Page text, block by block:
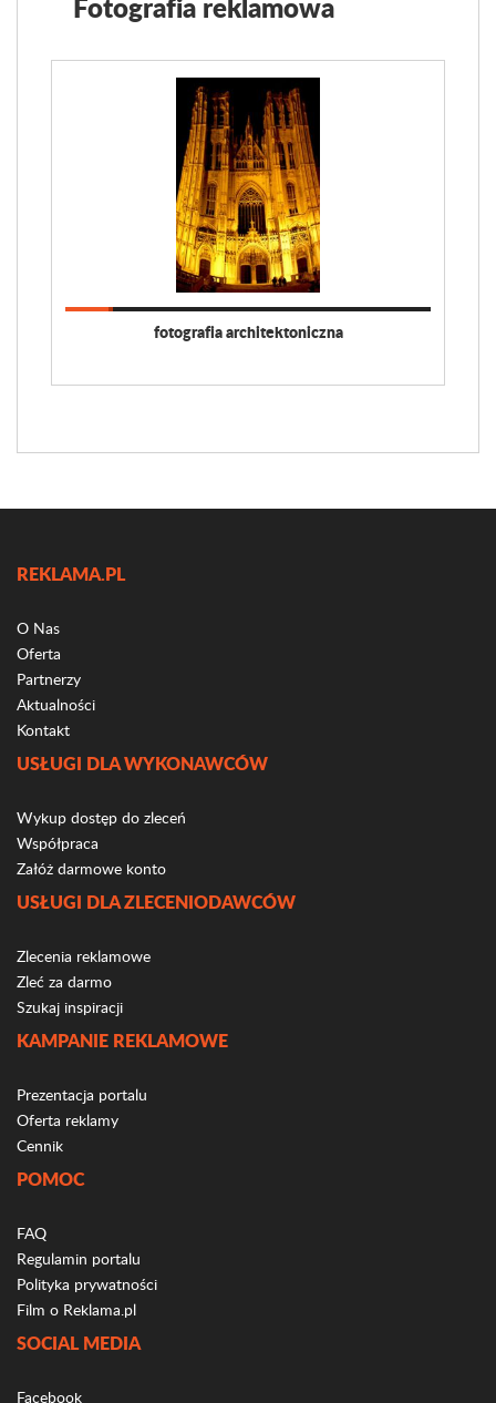
fotografia architektoniczna
REKLAMA.PL
O Nas
Oferta
Partnerzy
Aktualności
Kontakt
USŁUGI DLA WYKONAWCÓW
Wykup dostęp do zleceń
Współpraca
Załóż darmowe konto
USŁUGI DLA ZLECENIODAWCÓW
Zlecenia reklamowe
Zleć za darmo
Szukaj inspiracji
KAMPANIE REKLAMOWE
Prezentacja portalu
Oferta reklamy
Cennik
POMOC
FAQ
Regulamin portalu
Polityka prywatności
Film o Reklama.pl
SOCIAL MEDIA
Facebook